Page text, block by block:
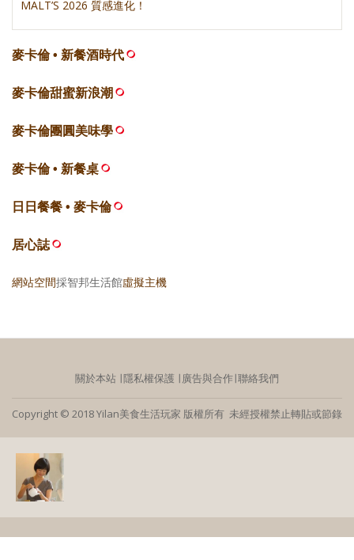
MALT’S 2026 質感進化！
麥卡倫 • 新餐酒時代
麥卡倫甜蜜新浪潮
麥卡倫團圓美味學
麥卡倫 • 新餐桌
日日餐餐 • 麥卡倫
居心誌
網站空間採智邦生活館虛擬主機
關於本站 ∣隱私權保護 ∣ 廣告與合作∣聯絡我們
Copyright © 2018 Yilan美食生活玩家 版權所有 未經授權禁止轉貼或節錄